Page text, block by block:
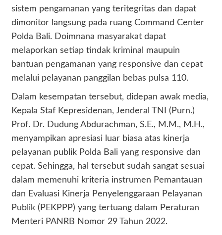
sistem pengamanan yang teritegritas dan dapat
dimonitor langsung pada ruang Command Center
Polda Bali. Doimnana masyarakat dapat
melaporkan setiap tindak kriminal maupuin
bantuan pengamanan yang responsive dan cepat
melalui pelayanan panggilan bebas pulsa 110.
Dalam kesempatan tersebut, didepan awak media,
Kepala Staf Kepresidenan, Jenderal TNI (Purn.)
Prof. Dr. Dudung Abdurachman, S.E., M.M., M.H.,
menyampikan apresiasi luar biasa atas kinerja
pelayanan publik Polda Bali yang responsive dan
cepat. Sehingga, hal tersebut sudah sangat sesuai
dalam memenuhi kriteria instrumen Pemantauan
dan Evaluasi Kinerja Penyelenggaraan Pelayanan
Publik (PEKPPP) yang tertuang dalam Peraturan
Menteri PANRB Nomor 29 Tahun 2022.